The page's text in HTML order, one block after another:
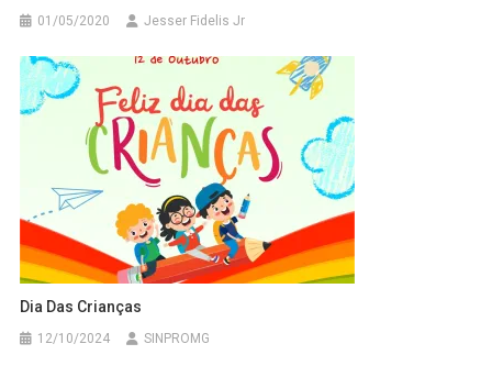
01/05/2020 Jesser Fidelis Jr
Dia Das Crianças
12/10/2024 SINPROMG